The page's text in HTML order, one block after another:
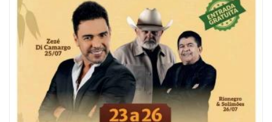
09/08/2026 | 07:00
Painel NIMOB 2026 reúne as principais lideranças para debater o futuro
econômico e imobiliário de Itajaí
BALNEÁRIO CAMBORIÚ